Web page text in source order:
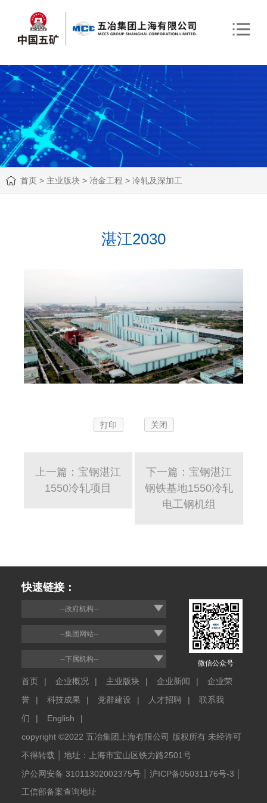
首页 > 主业版块 > 冶金工程 > 冷轧及深加工
湛江2030
打印 关闭
上一篇：宝钢湛江
1550冷轧项目
下一篇：宝钢湛江
钢铁基地1550冷轧
电工钢机组
快速链接：
--政府机构--
--集团网站--
--下属机构--
首页 | 企业概况 | 主业版块 | 企业新闻 |
企业荣
誉
| 科技成果 | 党群建设 | 人才招聘 |
联系我
们
| English
|
copyright ©2022 五冶集团上海有限公司
版权所有 未经许可
不得转载 | 地址：上海市宝山区铁力路2501号
沪公网安备 31011302002375号| 沪ICP备05031176号-3 |
工信部备案查询地址
微信公众号